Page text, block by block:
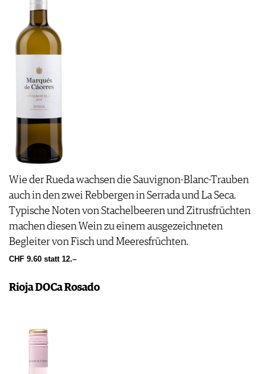
Wie der Rueda wachsen die Sauvignon-Blanc-Trauben
auch in den zwei Rebbergen in Serrada und La Seca.
Typische Noten von Stachelbeeren und Zitrusfrüchten
machen diesen Wein zu einem ausgezeichneten
Begleiter von Fisch und Meeresfrüchten.
CHF 9.60 statt 12.–
Rioja DOCa Rosado